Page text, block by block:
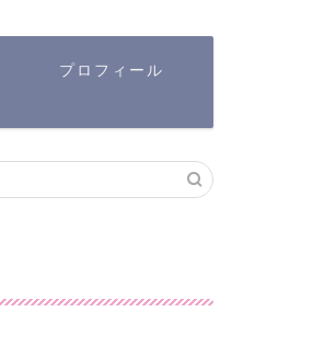
プロフィール